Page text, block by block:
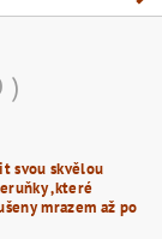
)
svou skvělou
,které
mrazem až po